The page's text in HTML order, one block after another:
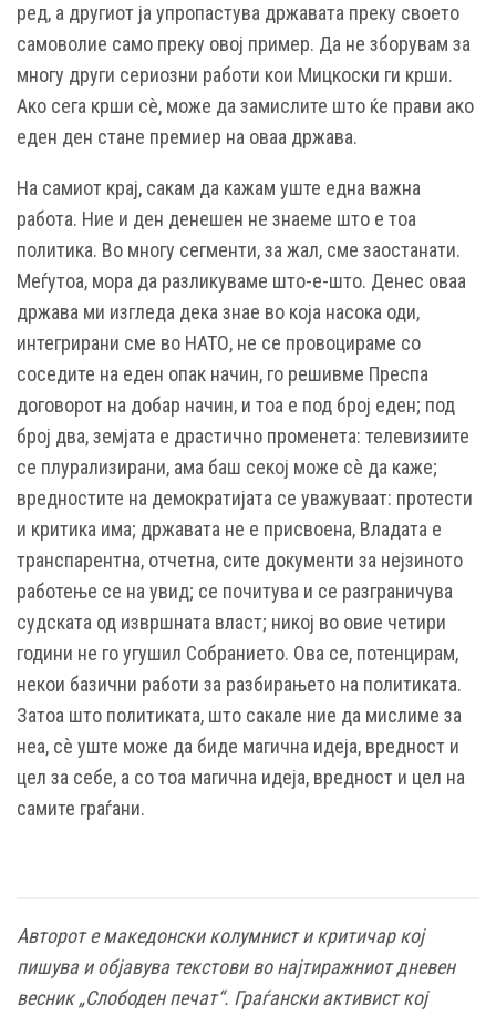
ред, а другиот ја упропастува државата преку своето
самоволие само преку овој пример. Да не зборувам за
многу други сериозни работи кои Мицкоски ги крши.
Ако сега крши сѐ, може да замислите што ќе прави ако
еден ден стане премиер на оваа држава.
На самиот крај, сакам да кажам уште една важна
работа. Ние и ден денешен не знаеме што е тоа
политика. Во многу сегменти, за жал, сме заостанати.
Меѓутоа, мора да разликуваме што-е-што. Денес оваа
држава ми изгледа дека знае во која насока оди,
интегрирани сме во НАТО, не се провоцираме со
соседите на еден опак начин, го решивме Преспа
договорот на добар начин, и тоа е под број еден; под
број два, земјата е драстично променета: телевизиите
се плурализирани, ама баш секој може сѐ да каже;
вредностите на демократијата се уважуваат: протести
и критика има; државата не е присвоена, Владата е
транспарентна, отчетна, сите документи за нејзиното
работење се на увид; се почитува и се разграничува
судската од извршната власт; никој во овие четири
години не го угушил Собранието. Ова се, потенцирам,
некои базични работи за разбирањето на политиката.
Затоа што политиката, што сакале ние да мислиме за
неа, сѐ уште може да биде магична идеја, вредност и
цел за себе, а со тоа магична идеја, вредност и цел на
самите граѓани.
Авторот е македонски колумнист и критичар кој
пишува и објавува текстови во најтиражниот дневен
весник „Слободен печат“. Граѓански активист кој